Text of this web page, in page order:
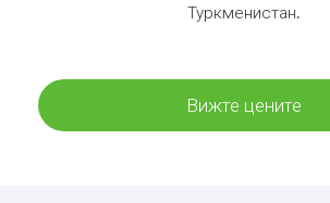
Туркменистан.
Вижте цените